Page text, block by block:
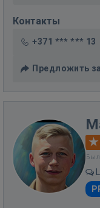
Контакты
+371 *** *** 13
Предложить
Был